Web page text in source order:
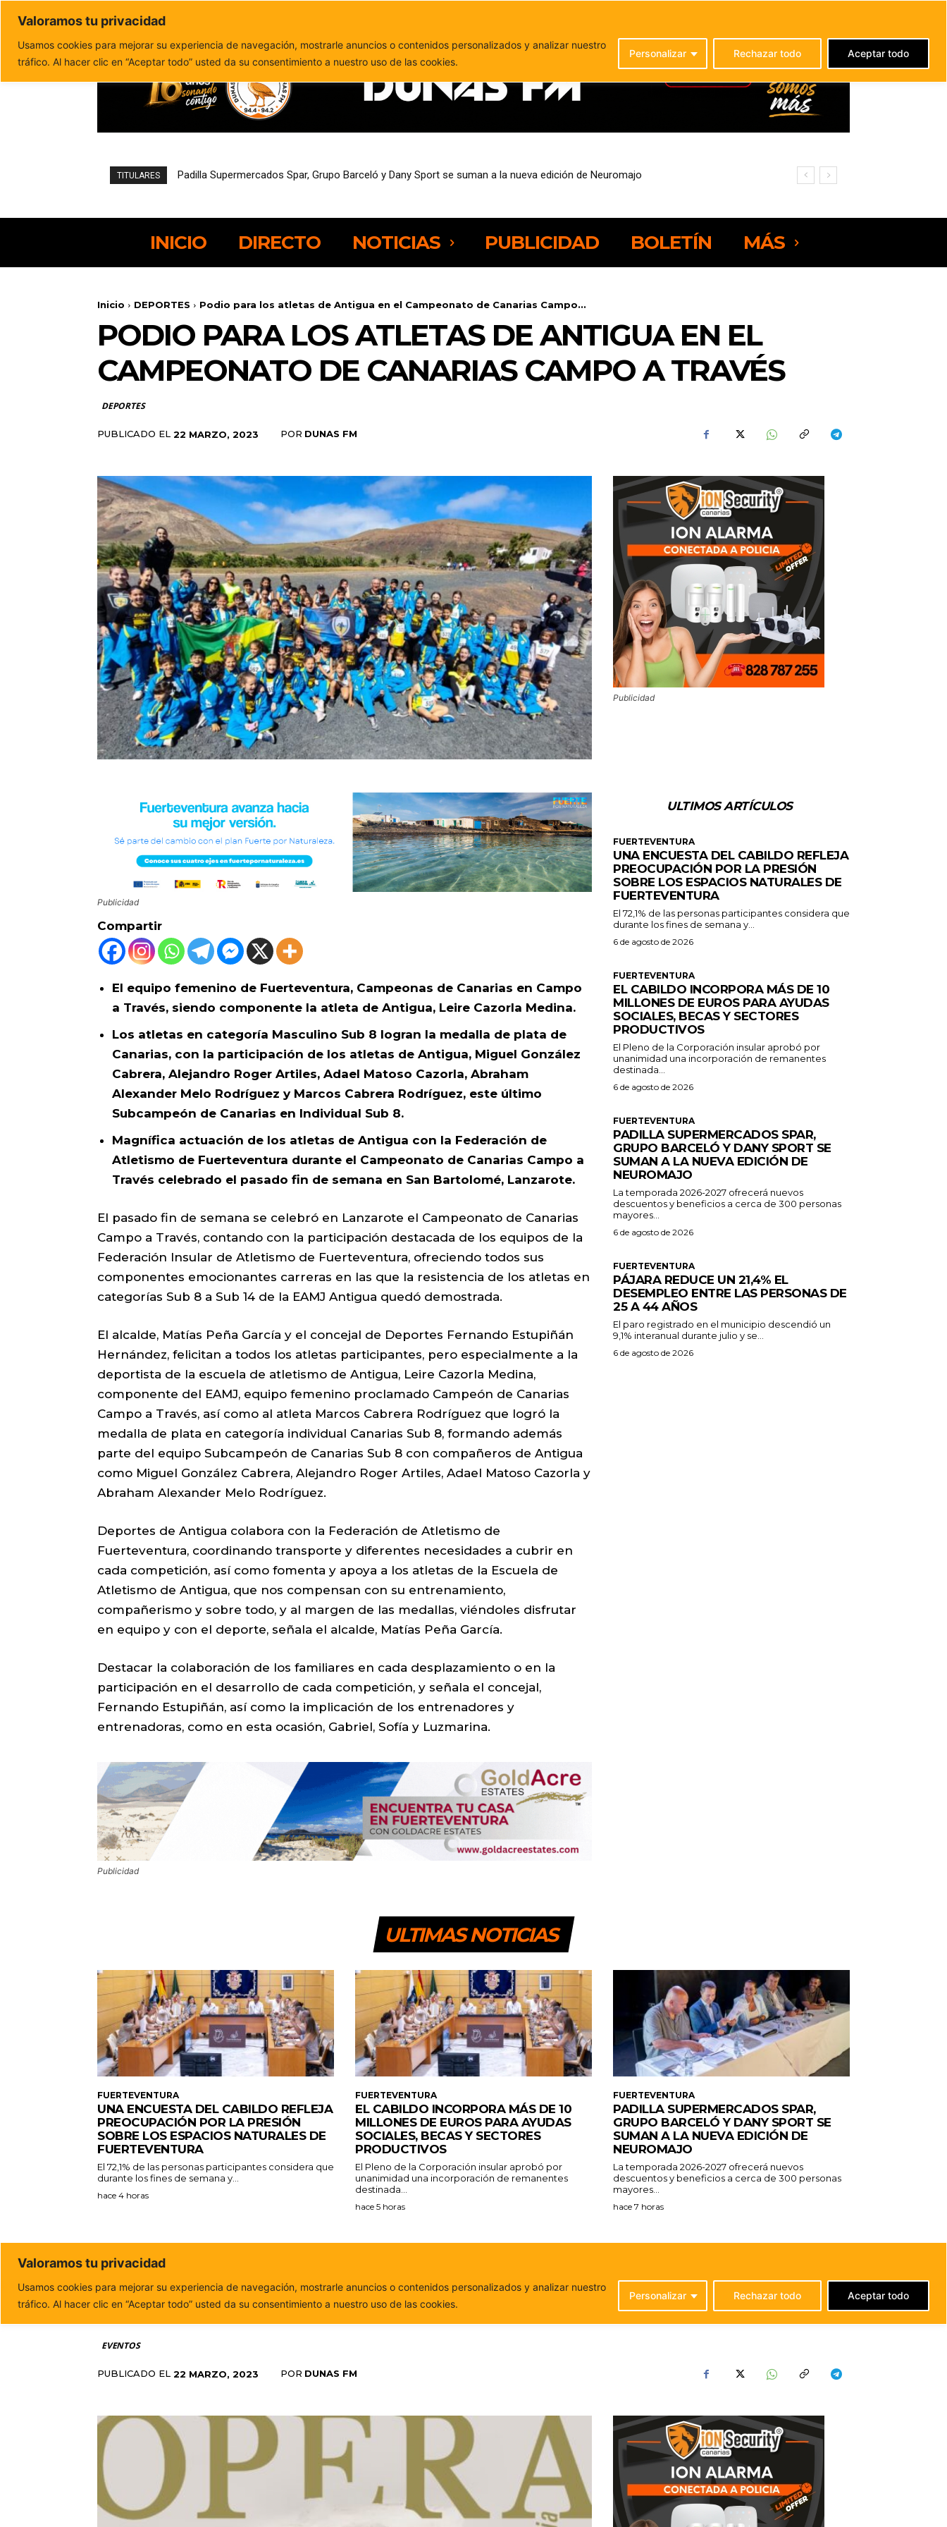
Valoramos tu privacidad
Usamos cookies para mejorar su experiencia de navegación, mostrarle anuncios o contenidos personalizados y analizar nuestro
tráfico. Al hacer clic en “Aceptar todo” usted da su consentimiento a nuestro uso de las cookies.
Personalizar Rechazar todo Aceptar todo
Política de privacidad
TITULARES Padilla Supermercados Spar, Grupo Barceló y Dany Sport se suman a la nueva edición de Neuromajo
Pájara reduce un 21,4% el desempleo entre las personas de 25 a 44 años
INICIO DIRECTO NOTICIAS PUBLICIDAD BOLETÍN MÁS
Inicio DEPORTES Podio para los atletas de Antigua en el Campeonato de Canarias Campo...
PODIO PARA LOS ATLETAS DE ANTIGUA EN EL
CAMPEONATO DE CANARIAS CAMPO A TRAVÉS
DEPORTES
PUBLICADO EL 22 MARZO, 2023 POR DUNAS FM
Publicidad
Publicidad
Compartir
El equipo femenino de Fuerteventura, Campeonas de Canarias en Campo
a Través, siendo componente la atleta de Antigua, Leire Cazorla Medina.
Los atletas en categoría Masculino Sub 8 logran la medalla de plata de
Canarias, con la participación de los atletas de Antigua, Miguel González
Cabrera, Alejandro Roger Artiles, Adael Matoso Cazorla, Abraham
Alexander Melo Rodríguez y Marcos Cabrera Rodríguez, este último
Subcampeón de Canarias en Individual Sub 8.
Magnífica actuación de los atletas de Antigua con la Federación de
Atletismo de Fuerteventura durante el Campeonato de Canarias Campo a
Través celebrado el pasado fin de semana en San Bartolomé, Lanzarote.
El pasado fin de semana se celebró en Lanzarote el Campeonato de Canarias
Campo a Través, contando con la participación destacada de los equipos de la
Federación Insular de Atletismo de Fuerteventura, ofreciendo todos sus
componentes emocionantes carreras en las que la resistencia de los atletas en
categorías Sub 8 a Sub 14 de la EAMJ Antigua quedó demostrada.
El alcalde, Matías Peña García y el concejal de Deportes Fernando Estupiñán
Hernández, felicitan a todos los atletas participantes, pero especialmente a la
deportista de la escuela de atletismo de Antigua, Leire Cazorla Medina,
componente del EAMJ, equipo femenino proclamado Campeón de Canarias
Campo a Través, así como al atleta Marcos Cabrera Rodríguez que logró la
medalla de plata en categoría individual Canarias Sub 8, formando además
parte del equipo Subcampeón de Canarias Sub 8 con compañeros de Antigua
como Miguel González Cabrera, Alejandro Roger Artiles, Adael Matoso Cazorla y
Abraham Alexander Melo Rodríguez.
Deportes de Antigua colabora con la Federación de Atletismo de
Fuerteventura, coordinando transporte y diferentes necesidades a cubrir en
cada competición, así como fomenta y apoya a los atletas de la Escuela de
Atletismo de Antigua, que nos compensan con su entrenamiento,
compañerismo y sobre todo, y al margen de las medallas, viéndoles disfrutar
en equipo y con el deporte, señala el alcalde, Matías Peña García.
Destacar la colaboración de los familiares en cada desplazamiento o en la
participación en el desarrollo de cada competición, y señala el concejal,
Fernando Estupiñán, así como la implicación de los entrenadores y
entrenadoras, como en esta ocasión, Gabriel, Sofía y Luzmarina.
Publicidad
ULTIMOS ARTÍCULOS
FUERTEVENTURA
UNA ENCUESTA DEL CABILDO REFLEJA
PREOCUPACIÓN POR LA PRESIÓN
SOBRE LOS ESPACIOS NATURALES DE
FUERTEVENTURA
El 72,1% de las personas participantes considera que
durante los fines de semana y...
6 de agosto de 2026
FUERTEVENTURA
EL CABILDO INCORPORA MÁS DE 10
MILLONES DE EUROS PARA AYUDAS
SOCIALES, BECAS Y SECTORES
PRODUCTIVOS
El Pleno de la Corporación insular aprobó por
unanimidad una incorporación de remanentes
destinada...
6 de agosto de 2026
FUERTEVENTURA
PADILLA SUPERMERCADOS SPAR,
GRUPO BARCELÓ Y DANY SPORT SE
SUMAN A LA NUEVA EDICIÓN DE
NEUROMAJO
La temporada 2026-2027 ofrecerá nuevos
descuentos y beneficios a cerca de 300 personas
mayores...
6 de agosto de 2026
FUERTEVENTURA
PÁJARA REDUCE UN 21,4% EL
DESEMPLEO ENTRE LAS PERSONAS DE
25 A 44 AÑOS
El paro registrado en el municipio descendió un
9,1% interanual durante julio y se...
6 de agosto de 2026
ULTIMAS NOTICIAS
FUERTEVENTURA
UNA ENCUESTA DEL CABILDO REFLEJA
PREOCUPACIÓN POR LA PRESIÓN
SOBRE LOS ESPACIOS NATURALES DE
FUERTEVENTURA
El 72,1% de las personas participantes considera que
durante los fines de semana y...
hace 4 horas
FUERTEVENTURA
EL CABILDO INCORPORA MÁS DE 10
MILLONES DE EUROS PARA AYUDAS
SOCIALES, BECAS Y SECTORES
PRODUCTIVOS
El Pleno de la Corporación insular aprobó por
unanimidad una incorporación de remanentes
destinada...
hace 5 horas
FUERTEVENTURA
PADILLA SUPERMERCADOS SPAR,
GRUPO BARCELÓ Y DANY SPORT SE
SUMAN A LA NUEVA EDICIÓN DE
NEUROMAJO
La temporada 2026-2027 ofrecerá nuevos
descuentos y beneficios a cerca de 300 personas
mayores...
hace 7 horas